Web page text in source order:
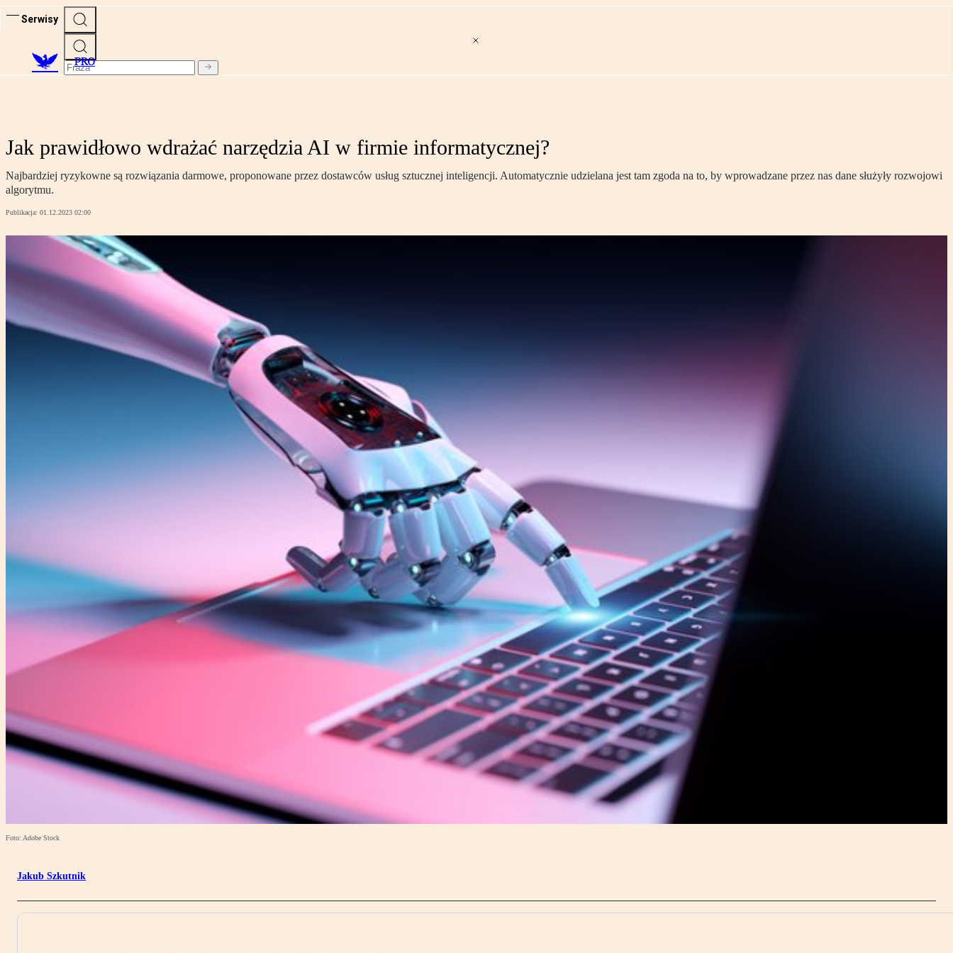
Serwisy
PRO
Jak prawidłowo wdrażać narzędzia AI w firmie informatycznej?
Najbardziej ryzykowne są rozwiązania darmowe, proponowane przez dostawców usług sztucznej inteligencji. Automatycznie udzielana jest tam zgoda na to, by wprowadzane przez nas dane służyły rozwojowi
algorytmu.
Publikacja: 01.12.2023 02:00
Foto: Adobe Stock
Jakub Szkutnik